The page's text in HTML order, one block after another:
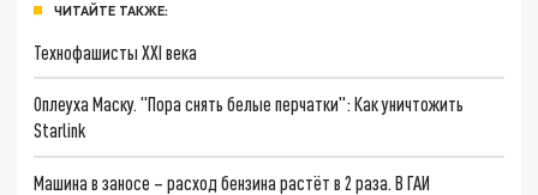
ЧИТАЙТЕ ТАКЖЕ:
Технофашисты XXI века
Оплеуха Маску. "Пора снять белые перчатки": Как уничтожить
Starlink
Машина в заносе – расход бензина растёт в 2 раза. В ГАИ